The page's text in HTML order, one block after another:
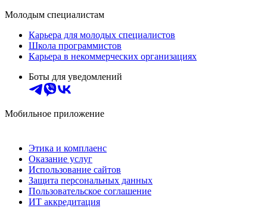
Молодым специалистам
Карьера для молодых специалистов
Школа программистов
Карьера в некоммерческих организациях
Боты для уведомлений
Мобильное приложение
Этика и комплаенс
Оказание услуг
Использование сайтов
Защита персональных данных
Пользовательское соглашение
ИТ аккредитация